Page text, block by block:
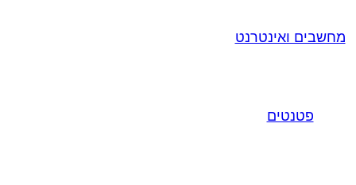
מחשבים ואינטרנט
פטנטים